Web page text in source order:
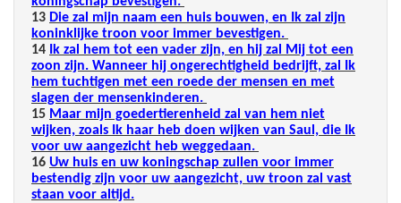
13 Die zal mijn naam een huis bouwen, en Ik zal zijn
koninklijke troon voor immer bevestigen.
14
Ik zal hem tot een vader zijn, en hij zal Mij tot een
zoon zijn. Wanneer hij ongerechtigheid bedrijft, zal Ik
hem tuchtigen met een roede der mensen en met
slagen der mensenkinderen.
15 Maar mijn goedertierenheid zal van hem niet
wijken, zoals Ik haar heb doen wijken van Saul, die Ik
voor uw aangezicht heb weggedaan.
16 Uw huis en uw koningschap zullen voor immer
bestendig zijn voor uw aangezicht, uw troon zal vast
staan voor altijd.